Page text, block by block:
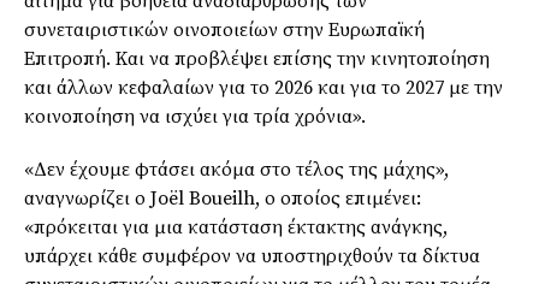
συνεταιριστικών οινοποιείων στην Ευρωπαϊκή
Επιτροπή. Και να προβλέψει επίσης την κινητοποίηση
και άλλων κεφαλαίων για το 2026 και για το 2027 με την
κοινοποίηση να ισχύει για τρία χρόνια».
«Δεν έχουμε φτάσει ακόμα στο τέλος της μάχης»,
αναγνωρίζει ο Joël Boueilh, ο οποίος επιμένει:
«πρόκειται για μια κατάσταση έκτακτης ανάγκης,
υπάρχει κάθε συμφέρον να υποστηριχθούν τα δίκτυα